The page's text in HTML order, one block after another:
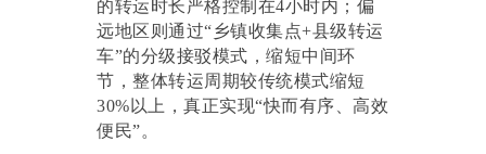
的转运时长严格控制在4小时内；偏
远地区则通过“乡镇收集点+县级转运
车”的分级接驳模式，缩短中间环
节，整体转运周期较传统模式缩短
30%以上，真正实现“快而有序、高效
便民”。